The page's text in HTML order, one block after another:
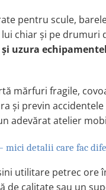
pentru scule,
chiar şi pe drumuri
uzura
mărfuri fragile,
şi previn
adevărat atelier
mici detalii care fac
utilitare petrec ore
de calitate sau un